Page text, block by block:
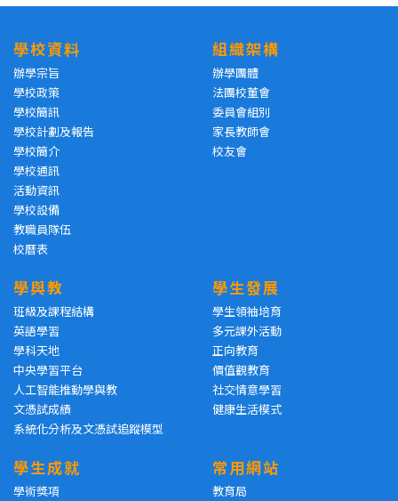
學校資料
辦學宗旨
學校政策
學校簡訊
學校計劃及報告
學校簡介
學校通訊
活動資訊
學校設備
教職員隊伍
校曆表
組織架構
辦學團體
法團校董會
委員會組別
家長教師會
校友會
學與教
班級及課程結構
英語學習
學科天地
中央學習平台
人工智能推動學與教
文憑試成績
系統化分析及文憑試追蹤模型
學生發展
學生領袖培育
多元課外活動
正向教育
價值觀教育
社交情意學習
健康生活模式
學生成就
學術獎項
常用網站
教育局